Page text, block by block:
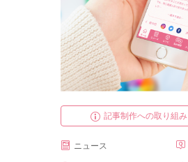
記事制作への取り組み
ニュース